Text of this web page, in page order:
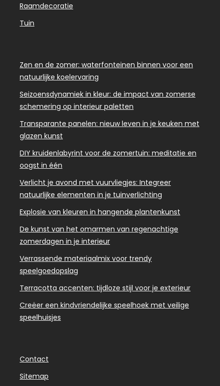
Raamdecoratie
Tuin
Zen en de zomer: waterfonteinen binnen voor een
natuurlijke koelervaring
Seizoensdynamiek in kleur: de impact van zomerse
schemering op interieur paletten
Transparante panelen: nieuw leven in je keuken met
glazen kunst
DIY kruidenlabyrint voor de zomertuin: meditatie en
oogst in één
Verlicht je avond met vuurvliegjes: Integreer
natuurlijke elementen in je tuinverlichting
Explosie van kleuren in hangende plantenkunst
De kunst van het omarmen van regenachtige
zomerdagen in je interieur
Verrassende materiaalmix voor trendy
speelgoedopslag
Terracotta accenten: tijdloze stijl voor je exterieur
Creëer een kindvriendelijke speelhoek met veilige
speelhuisjes
Contact
Sitemap